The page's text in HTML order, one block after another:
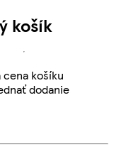
košík
Aktuálna cena košíku
košíku
dodanie